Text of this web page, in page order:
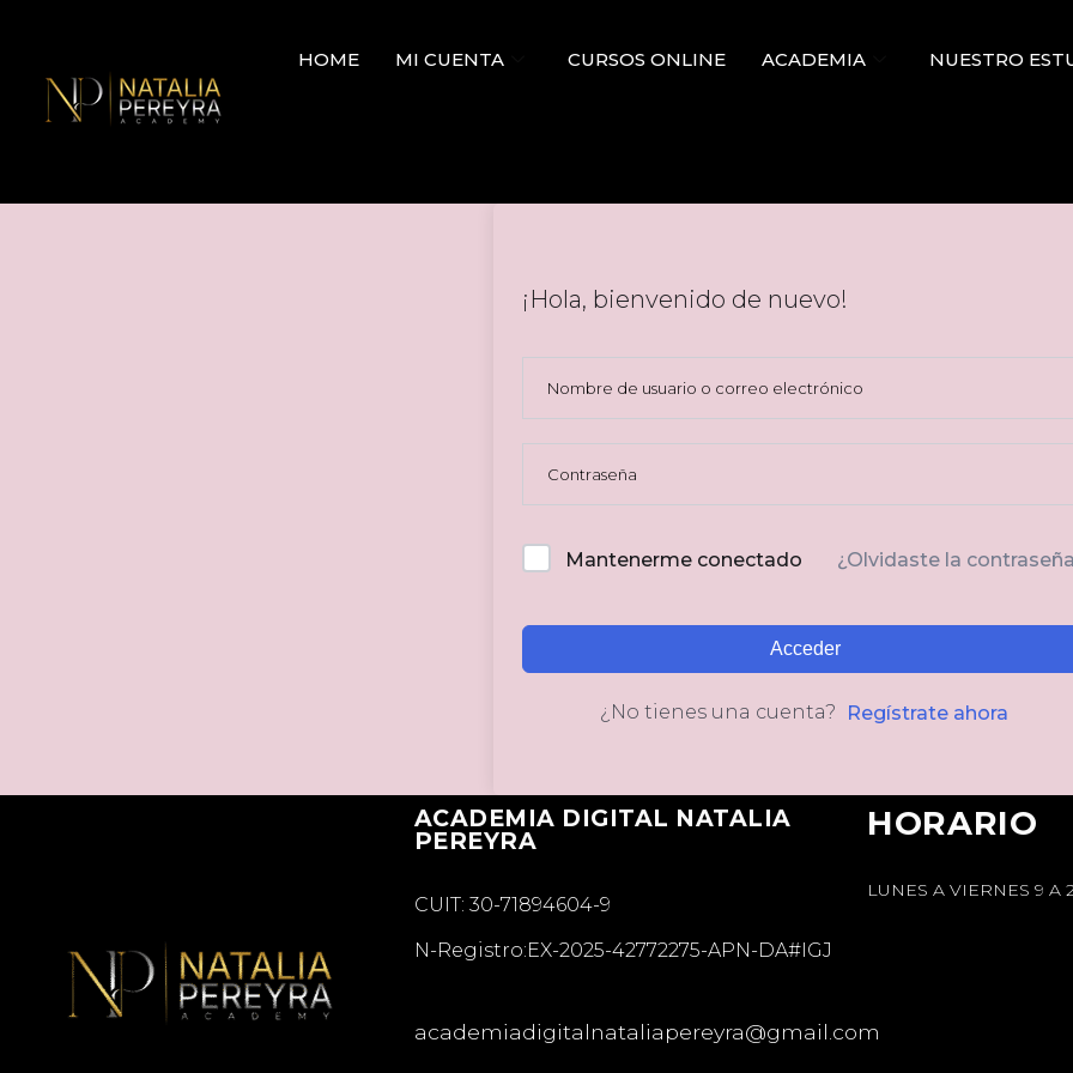
HOME MI CUENTA CURSOS ONLINE ACADEMIA NUESTRO
¡Hola, bienvenido de nuevo!
Mantenerme conectado ¿Olvidaste la
Acceder
¿No tienes una cuenta? Regístrate ahora
ACADEMIA DIGITAL NATALIA
PEREYRA
CUIT: 30-71894604-9
N-Registro:EX-2025-42772275-APN-DA#IGJ
academiadigitalnataliapereyra@gmail.com
HORARIO
LUNES A VIERNES 9 A